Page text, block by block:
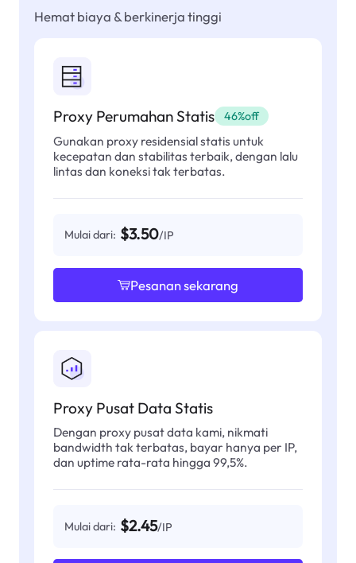
Hemat biaya & berkinerja tinggi
Proxy Perumahan Statis 46%off
Gunakan proxy residensial statis untuk
kecepatan dan stabilitas terbaik, dengan lalu
lintas dan koneksi tak terbatas.
Mulai dari: $3.50/IP
Pesanan sekarang
Proxy Pusat Data Statis
Dengan proxy pusat data kami, nikmati
bandwidth tak terbatas, bayar hanya per IP,
dan uptime rata-rata hingga 99,5%.
Mulai dari: $2.45/IP